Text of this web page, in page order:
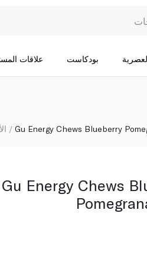
بودكاست علاقات
Gu Energy Chews Blueberry
Gu Energy Chews